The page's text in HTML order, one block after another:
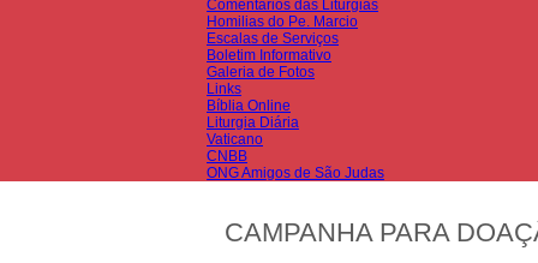
Comentários das Liturgias
Homilias do Pe. Marcio
Escalas de Serviços
Boletim Informativo
Galeria de Fotos
Links
Bíblia Online
Liturgia Diária
Vaticano
CNBB
ONG Amigos de São Judas
CAMPANHA PARA